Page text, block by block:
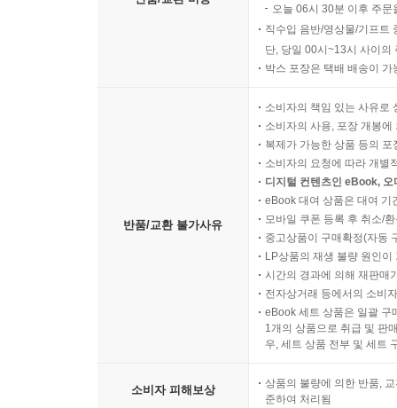
오늘 06시 30분 이후 주
직수입 음반/영상물/기프트
단, 당일 00시~13시 사이의
박스 포장은 택배 배송이
반품/교환 불가사유
소비자의 책임 있는 사유로
소비자의 사용, 포장 개봉
복제가 가능한 상품 등의
소비자의 요청에 따라 개별
디지털 컨텐츠인 eBook,
eBook 대여 상품은 대여 기
모바일 쿠폰 등록 후 취소/
중고상품이 구매확정(자동
LP상품의 재생 불량 원인
시간의 경과에 의해 재판매
전자상거래 등에서의 소비
eBook 세트 상품은 일괄 구
1개의 상품으로 취급 및 판
우, 세트 상품 전부 및 세트
소비자 피해보상
상품의 불량에 의한 반품,
준하여 처리됨